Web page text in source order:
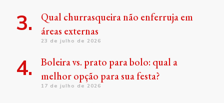
Qual churrasqueira não enferruja em
áreas externas
23 de julho de 2026
Boleira vs. prato para bolo: qual a
melhor opção para sua festa?
17 de julho de 2026